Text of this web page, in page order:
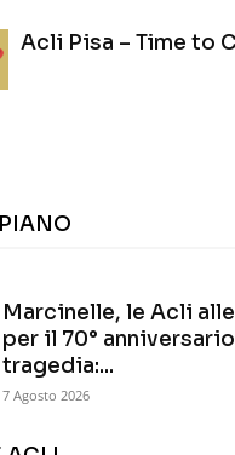
Acli Pisa – Time to
Marcinelle, le Acli
per il 70°
tragedia:...
7 Agosto 2026